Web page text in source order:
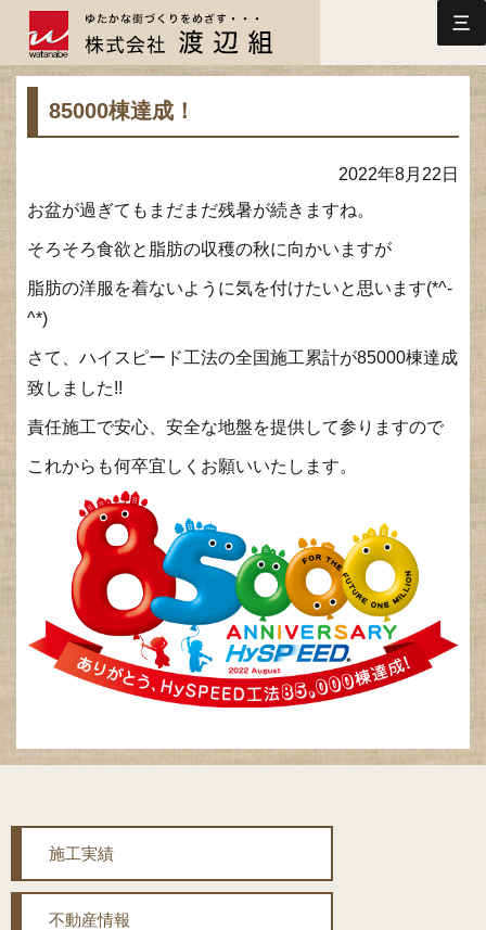
三
85000棟達成！
2022年8月22日
お盆が過ぎてもまだまだ残暑が続きますね。
そろそろ食欲と脂肪の収穫の秋に向かいますが
脂肪の洋服を着ないように気を付けたいと思います(*^-
^*)
さて、ハイスピード工法の全国施工累計が85000棟達成
致しました!!
責任施工で安心、安全な地盤を提供して参りますので
これからも何卒宜しくお願いいたします。
施工実績
不動産情報